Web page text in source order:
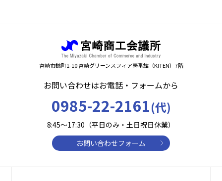
宮崎市錦町1-10 宮崎グリーンスフィア壱番館（KITEN）7階
お問い合わせはお電話・フォームから
0985-22-2161(代)
8:45～17:30（平日のみ・土日祝日休業）
お問い合わせフォーム